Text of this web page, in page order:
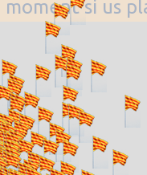
moment si us